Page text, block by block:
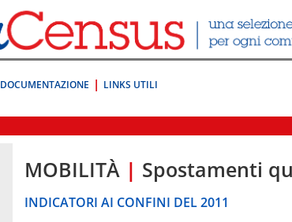
DOCUMENTAZIONE LINKS UTILI
MOBILITÀ | Spostamenti
INDICATORI AI CONFINI DEL 2011